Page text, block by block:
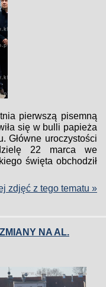
pierwszą pisemną
się w bulli papieża
Główne uroczystości
22 marca we
święta obchodził
zdjęć z tego tematu »
NA AL.